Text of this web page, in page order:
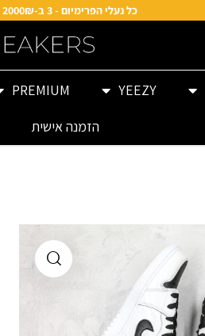
כל נעלי הפרימיום - 3 ב-2000₪ · נייק ואדידס - 3 ב-1200₪
YEEZY
PREMIUM
הזמנה אישית